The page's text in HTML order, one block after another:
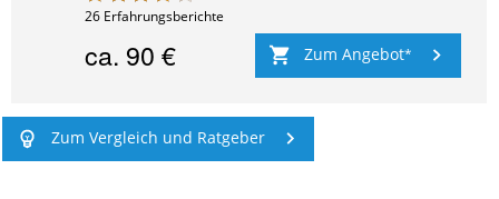
26 Erfahrungsberichte
ca. 90 € Zum Angebot
Zum Vergleich und Ratgeber